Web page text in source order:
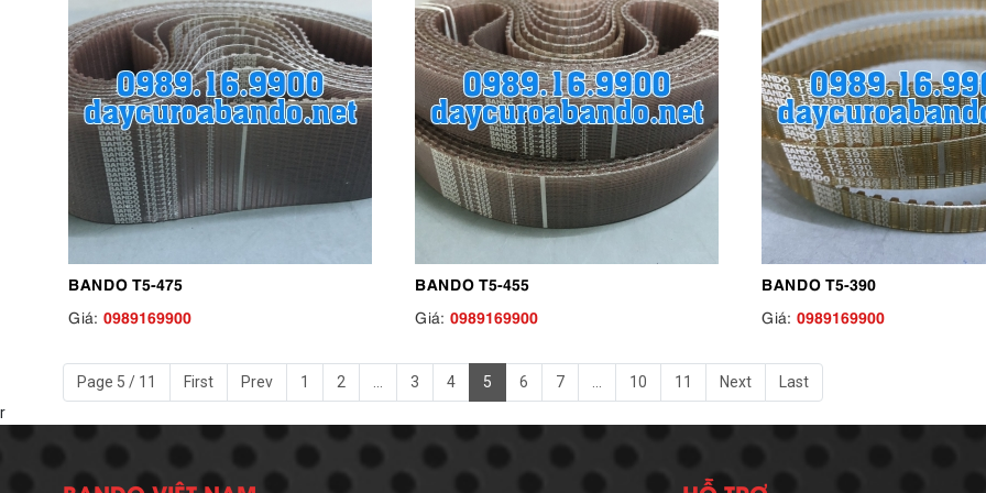
BANDO T5-475
Giá: 0989169900
BANDO T5-455
Giá: 0989169900
BANDO T5-390
Giá: 0989169900
Page 5 / 11 First Prev 1 2 3 4 5 6 7 10 11 Next
Last
r